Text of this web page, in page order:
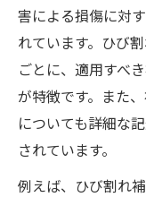
害による損傷に対
れています。ひび
ごとに、適用すべ
が特徴です。また
についても詳細な
されています。
例えば、ひび割れ